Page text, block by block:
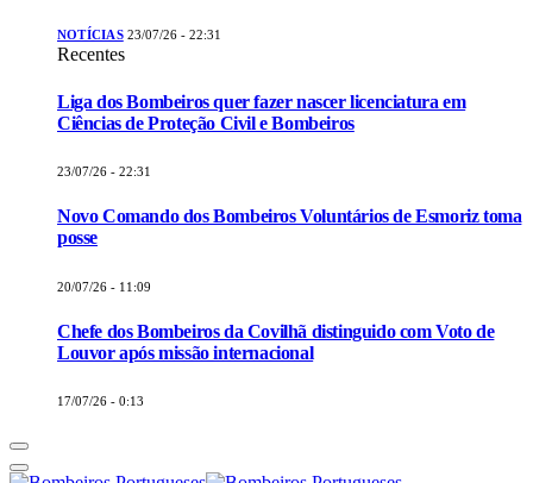
NOTÍCIAS 23/07/26 - 22:31
Recentes
Liga dos Bombeiros quer fazer nascer licenciatura em
Ciências de Proteção Civil e Bombeiros
23/07/26 - 22:31
Novo Comando dos Bombeiros Voluntários de Esmoriz toma
posse
20/07/26 - 11:09
Chefe dos Bombeiros da Covilhã distinguido com Voto de
Louvor após missão internacional
17/07/26 - 0:13